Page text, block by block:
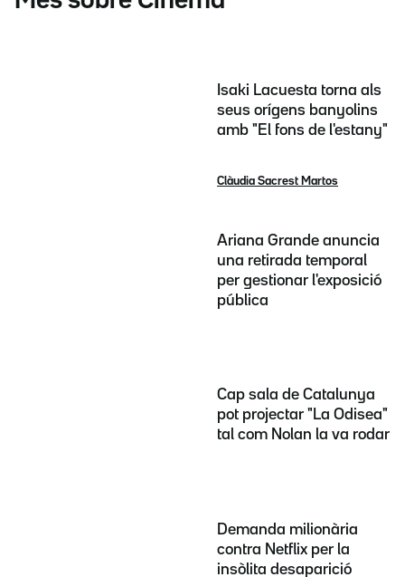
Isaki Lacuesta torna als
seus orígens banyolins
amb "El fons de l'estany"
Clàudia Sacrest Martos
Ariana Grande anuncia
una retirada temporal
per gestionar l'exposició
pública
Cap sala de Catalunya
pot projectar "La Odisea"
tal com Nolan la va rodar
Demanda milionària
contra Netflix per la
insòlita desaparició